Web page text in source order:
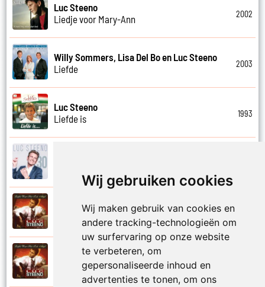
Wij gebruiken cookies
Wij maken gebruik van cookies en
andere tracking-technologieën om
uw surfervaring op onze website
te verbeteren, om
gepersonaliseerde inhoud en
advertenties te tonen, om ons
Luc Steeno
Liedje voor Mary-Ann
2002
Willy Sommers, Lisa Del Bo en Luc Steeno
Liefde
2003
Luc Steeno
Liefde is
1993
Luc Steeno
Liefde op het eerste zicht
Luc Steeno
Liefde wint het toch altijd